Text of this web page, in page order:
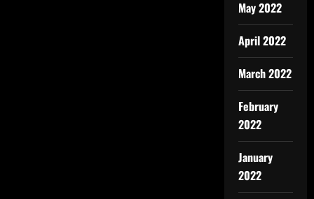
May 2022
April 2022
March 2022
February
2022
January
2022